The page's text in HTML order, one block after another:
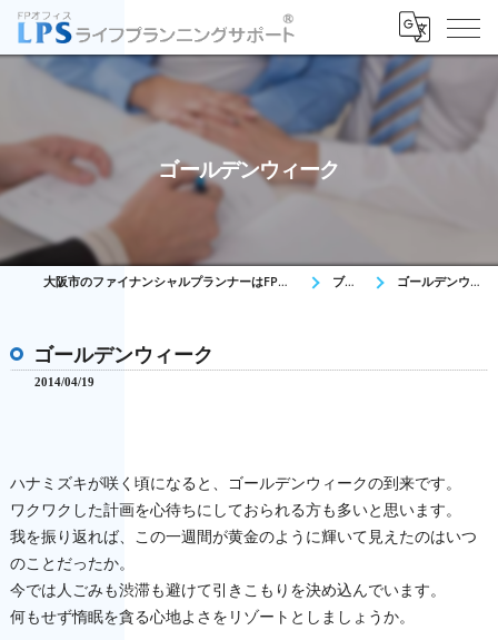
ゴールデンウィーク
大阪市のファイナンシャルプランナーはFPオフィス LPS ブログ ゴールデンウィーク
ゴールデンウィーク
2014/04/19
ハナミズキが咲く頃になると、ゴールデンウィークの到来です。
ワクワクした計画を心待ちにしておられる方も多いと思います。
我を振り返れば、この一週間が黄金のように輝いて見えたのはいつ
のことだったか。
今では人ごみも渋滞も避けて引きこもりを決め込んでいます。
何もせず惰眠を貪る心地よさをリゾートとしましょうか。